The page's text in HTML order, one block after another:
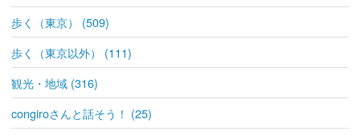
歩く（東京） (509)
歩く（東京以外） (111)
観光・地域 (316)
congiroさんと話そう！ (25)